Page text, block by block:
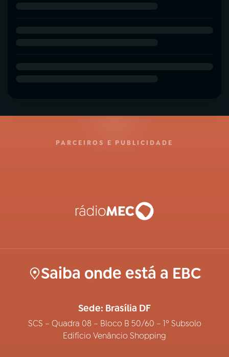
PARCEIROS E PUBLICIDADE
Saiba onde está a EBC
Sede: Brasília DF
SCS – Quadra 08 – Bloco B 50/60 – 1º Subsolo
Edifício Venâncio Shopping